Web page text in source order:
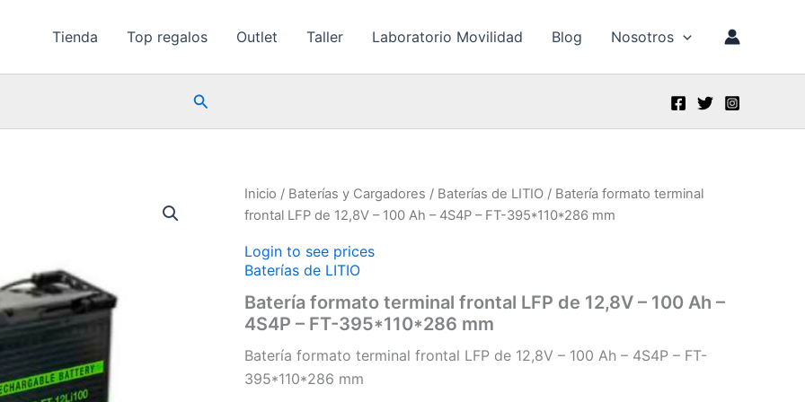
Tienda Top regalos Outlet Taller Laboratorio Movilidad Blog Nosotros
Buscar
Inicio / Baterías y Cargadores / Baterías de LITIO / Batería formato terminal
frontal LFP de 12,8V – 100 Ah – 4S4P – FT-395*110*286 mm
Login to see prices
Baterías de LITIO
Batería formato terminal frontal LFP de 12,8V – 100 Ah –
4S4P – FT-395*110*286 mm
Batería formato terminal frontal LFP de 12,8V – 100 Ah – 4S4P – FT-
395*110*286 mm